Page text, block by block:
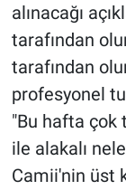
alınacağı
tarafından
tarafından
profesyonel
"Bu hafta çok
ile alakalı
Camii'nin üst